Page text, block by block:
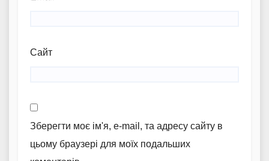
Сайт
Зберегти моє ім'я, e-mail, та адресу сайту в
цьому браузері для моїх подальших